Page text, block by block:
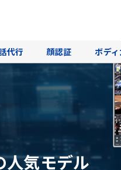
代行 顔認証 ボデ
人気モデル